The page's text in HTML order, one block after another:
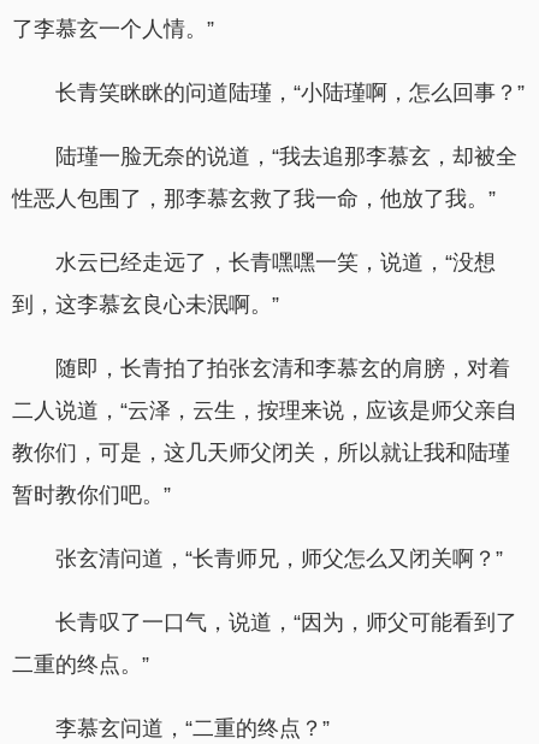
了李慕玄一个人情。”
长青笑眯眯的问道陆瑾，“小陆瑾啊，怎么回事？”
陆瑾一脸无奈的说道，“我去追那李慕玄，却被全
性恶人包围了，那李慕玄救了我一命，他放了我。”
水云已经走远了，长青嘿嘿一笑，说道，“没想
到，这李慕玄良心未泯啊。”
随即，长青拍了拍张玄清和李慕玄的肩膀，对着
二人说道，“云泽，云生，按理来说，应该是师父亲自
教你们，可是，这几天师父闭关，所以就让我和陆瑾
暂时教你们吧。”
张玄清问道，“长青师兄，师父怎么又闭关啊？”
长青叹了一口气，说道，“因为，师父可能看到了
二重的终点。”
李慕玄问道，“二重的终点？”